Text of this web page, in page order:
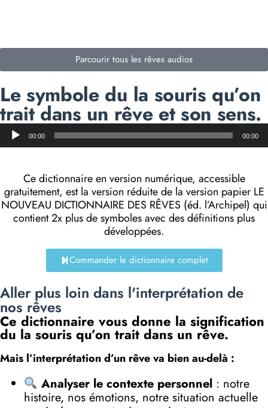
Parcourir tous les rêves audios
Le symbole du la souris qu’on
trait dans un rêve et son sens.
Lecteur
audio00:00 00:00
Ce dictionnaire en version numérique, accessible
gratuitement, est la version réduite de la version papier LE
NOUVEAU DICTIONNAIRE DES RÊVES (éd. l’Archipel) qui
contient 2x plus de symboles avec des définitions plus
développées.
Commander le dictionnaire complet
Aller plus loin dans l'interprétation de
nos rêves
Ce dictionnaire vous donne la signification
du la souris qu’on trait dans un rêve.
Mais l’interprétation d’un rêve va bien au-delà :
Analyser le contexte personnel: notre
histoire, nos émotions, notre situation actuelle